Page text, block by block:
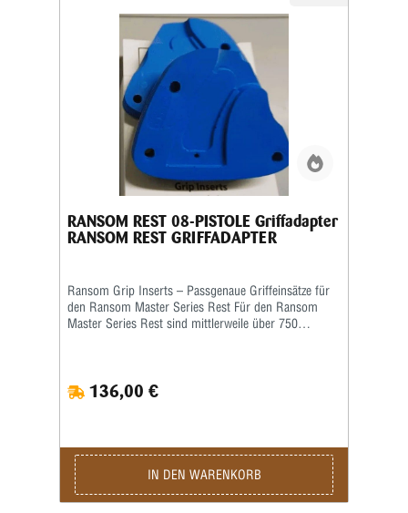
RANSOM REST 08-PISTOLE Griffadapter
RANSOM REST GRIFFADAPTER
Ransom Grip Inserts – Passgenaue Griffeinsätze für
den Ransom Master Series Rest Für den Ransom
Master Series Rest sind mittlerweile über 750
ermöglichen eine sichere sowie wiederholgenaue
Aufnahme der Waffe im Schießstand. Viele Grip
reproduzierbare Schussergebnisse empfiehlt Ransom
jedoch, stets den speziell für das jeweilige
Waffenmodell vorgesehenen Griffeinsatz zu
verwenden. Das Produktbild ist ein Beispielbild!
136,00 €
IN DEN WARENKORB